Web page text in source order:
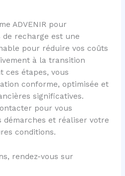
ADVENIR pour
de recharge est une
pour réduire vos coûts
à la transition
ces étapes, vous
conforme, optimisée et
significatives.
pour vous
démarches et réaliser votre
conditions.
rendez-vous sur